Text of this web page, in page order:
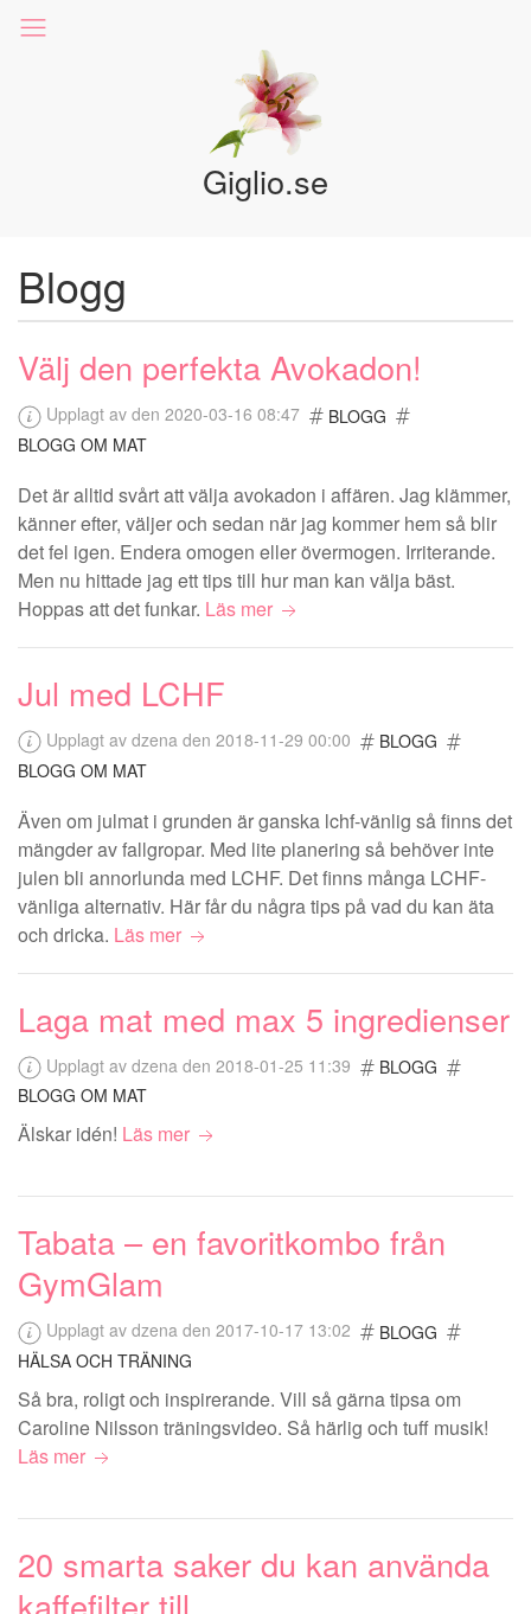
Giglio.se
Blogg
Välj den perfekta Avokadon!
Upplagt av den 2020-03-16 08:47
BLOGG
BLOGG OM MAT
Det är alltid svårt att välja avokadon i affären. Jag klämmer,
känner efter, väljer och sedan när jag kommer hem så blir
det fel igen. Endera omogen eller övermogen. Irriterande.
Men nu hittade jag ett tips till hur man kan välja bäst.
Hoppas att det funkar. Läs mer
Jul med LCHF
Upplagt av dzena den 2018-11-29 00:00
BLOGG
BLOGG OM MAT
Även om julmat i grunden är ganska lchf-vänlig så finns det
mängder av fallgropar. Med lite planering så behöver inte
julen bli annorlunda med LCHF. Det finns många LCHF-
vänliga alternativ. Här får du några tips på vad du kan äta
och dricka. Läs mer
Laga mat med max 5 ingredienser
Upplagt av dzena den 2018-01-25 11:39
BLOGG
BLOGG OM MAT
Älskar idén! Läs mer
Tabata – en favoritkombo från
GymGlam
Upplagt av dzena den 2017-10-17 13:02
BLOGG
HÄLSA OCH TRÄNING
Så bra, roligt och inspirerande. Vill så gärna tipsa om
Caroline Nilsson träningsvideo. Så härlig och tuff musik!
Läs mer
20 smarta saker du kan använda